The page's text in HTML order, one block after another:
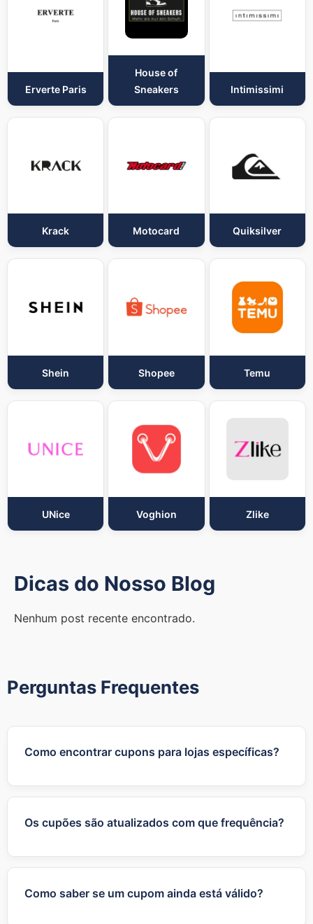
Erverte Paris
House of
Sneakers
Intimissimi
Krack Motocard Quiksilver
Shein Shopee Temu
UNice Voghion Zlike
Dicas do Nosso Blog
Nenhum post recente encontrado.
Perguntas Frequentes
Como encontrar cupons para lojas específicas?
site para digitar o nome da loja desejada ou
Os cupões são atualizados com que frequência?
regularmente para garantir que você tenha
parceiras.
Como saber se um cupom ainda está válido?